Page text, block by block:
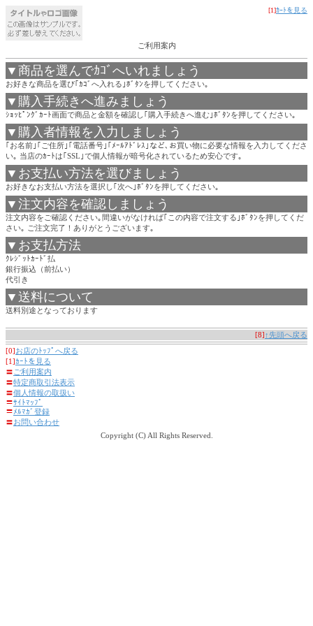
[1]ｶｰﾄを見る
ご利用案内
▼商品を選んでｶｺﾞへいれましょう
お好きな商品を選び｢ｶｺﾞへ入れる｣ﾎﾞﾀﾝを押してください｡
▼購入手続きへ進みましょう
ｼｮｯﾋﾟﾝｸﾞｶｰﾄ画面で商品と金額を確認し｢購入手続きへ進む｣ﾎﾞﾀﾝを押してください｡
▼購入者情報を入力しましょう
｢お名前｣｢ご住所｣｢電話番号｣｢ﾒｰﾙｱﾄﾞﾚｽ｣など､お買い物に必要な情報を入力してくださ
い｡ 当店のｶｰﾄは｢SSL｣で個人情報が暗号化されているため安心です｡
▼お支払い方法を選びましょう
お好きなお支払い方法を選択し｢次へ｣ﾎﾞﾀﾝを押してください｡
▼注文内容を確認しましょう
注文内容をご確認ください｡間違いがなければ｢この内容で注文する｣ﾎﾞﾀﾝを押してくだ
さい｡ ご注文完了！ありがとうございます｡
▼お支払方法
ｸﾚｼﾞｯﾄｶｰﾄﾞ払
銀行振込（前払い）
代引き
▼送料について
送料別途となっております
[8]↑先頭へ戻る
[0]お店のﾄｯﾌﾟへ戻る
[1]ｶｰﾄを見る
〓 ご利用案内
〓特定商取引法表示
〓個人情報の取扱い
〓ｻｲﾄﾏｯﾌﾟ
〓ﾒﾙﾏｶﾞ登録
〓お問い合わせ
Copyright (C) All Rights Reserved.